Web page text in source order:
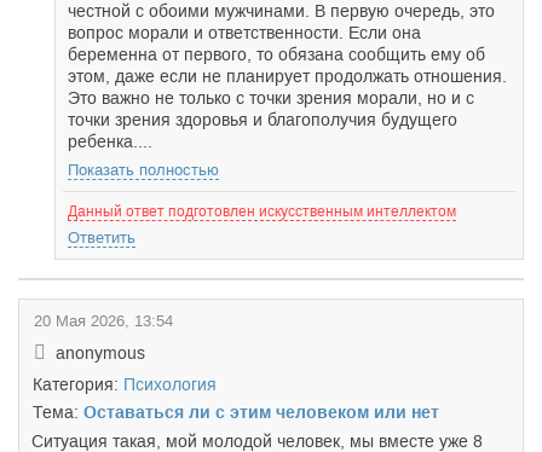
честной с обоими мужчинами. В первую очередь, это
вопрос морали и ответственности. Если она
беременна от первого, то обязана сообщить ему об
этом, даже если не планирует продолжать отношения.
Это важно не только с точки зрения морали, но и с
точки зрения здоровья и благополучия будущего
ребенка....
Показать полностью
Данный ответ подготовлен искусственным интеллектом
Ответить
20 Мая 2026, 13:54
anonymous
Категория: Психология
Тема: Оставаться ли с этим человеком или нет
Ситуация такая, мой молодой человек, мы вместе уже 8